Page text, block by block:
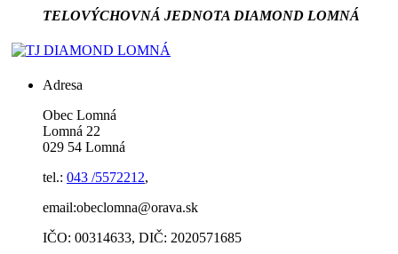
TELOVÝCHOVNÁ JEDNOTA DIAMOND LOMNÁ
Adresa
Obec Lomná
Lomná 22
029 54 Lomná
tel.: 043 /5572212,
email:obeclomna@orava.sk
IČO: 00314633, DIČ: 2020571685